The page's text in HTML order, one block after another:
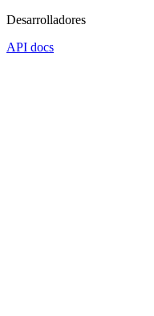
Desarrolladores
API docs